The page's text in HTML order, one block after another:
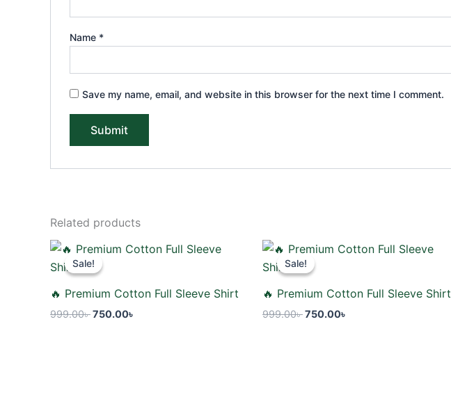
Name *
Save my name, email, and website in this browser for the next time I comment.
Related products
Sale!
Sale!
🔥 Premium Cotton Full Sleeve Shirt
999.00৳
Original
price
was:
750.00৳
Current
price
Sale!
Sale!
🔥 Premium Cotton Full Sleeve Shirt
999.00৳
Original
price
was:
750.00৳
Current
price